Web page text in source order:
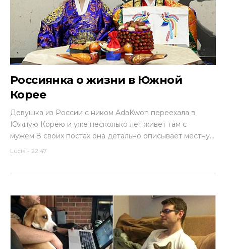
Россиянка о жизни в Южной
Корее
Девушка из России с ником AdaKwon переехала в
Южную Корею и уже несколько лет живет там с
мужем.В своих постах она детально описывает местну...
Lucia - 22:47